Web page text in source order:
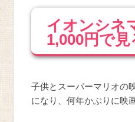
イオンシネ
1,000円で見
子供とスーパーマリオの
になり、何年かぶりに映